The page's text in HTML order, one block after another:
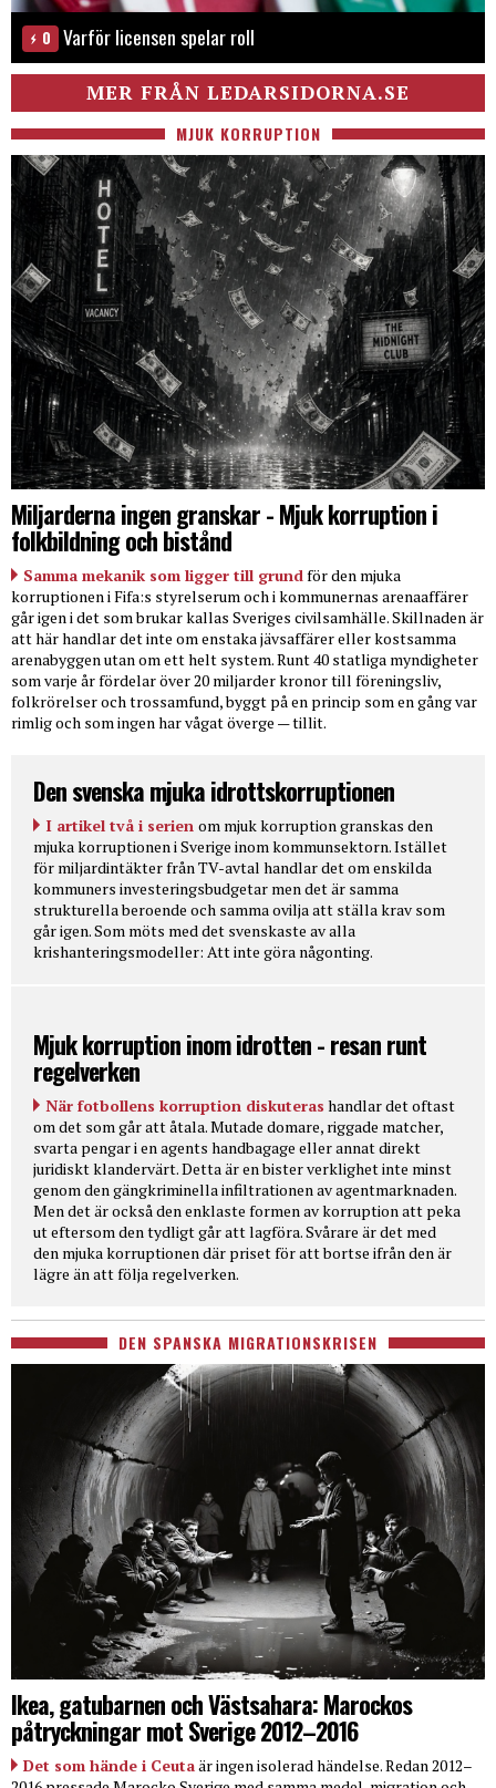
0 Varför licensen spelar roll
MER FRÅN LEDARSIDORNA.SE
MJUK KORRUPTION
Miljarderna ingen granskar - Mjuk korruption i
folkbildning och bistånd
Samma mekanik som ligger till grund för den mjuka
korruptionen i Fifa:s styrelserum och i kommunernas arenaaffärer
går igen i det som brukar kallas Sveriges civilsamhälle. Skillnaden är
att här handlar det inte om enstaka jävsaffärer eller kostsamma
arenabyggen utan om ett helt system. Runt 40 statliga myndigheter
som varje år fördelar över 20 miljarder kronor till föreningsliv,
folkrörelser och trossamfund, byggt på en princip som en gång var
rimlig och som ingen har vågat överge — tillit.
Den svenska mjuka idrottskorruptionen
I artikel två i serien om mjuk korruption granskas den
mjuka korruptionen i Sverige inom kommunsektorn. Istället
för miljardintäkter från TV-avtal handlar det om enskilda
kommuners investeringsbudgetar men det är samma
strukturella beroende och samma ovilja att ställa krav som
går igen. Som möts med det svenskaste av alla
krishanteringsmodeller: Att inte göra någonting.
Mjuk korruption inom idrotten - resan runt
regelverken
När fotbollens korruption diskuteras handlar det oftast
om det som går att åtala. Mutade domare, riggade matcher,
svarta pengar i en agents handbagage eller annat direkt
juridiskt klandervärt. Detta är en bister verklighet inte minst
genom den gängkriminella infiltrationen av agentmarknaden.
Men det är också den enklaste formen av korruption att peka
ut eftersom den tydligt går att lagföra. Svårare är det med
den mjuka korruptionen där priset för att bortse ifrån den är
lägre än att följa regelverken.
DEN SPANSKA MIGRATIONSKRISEN
Ikea, gatubarnen och Västsahara: Marockos
påtryckningar mot Sverige 2012–2016
Det som hände i Ceutaär ingen isolerad händelse. Redan 2012–